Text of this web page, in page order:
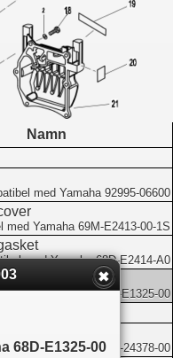
Namn
med Yamaha 92995-06600
med Yamaha 69M-E2413-00-1S
med Yamaha 68D-E2414-A0
med Yamaha 68D-E1325-00
med Yamaha 650-24378-00
68D-E1325-00